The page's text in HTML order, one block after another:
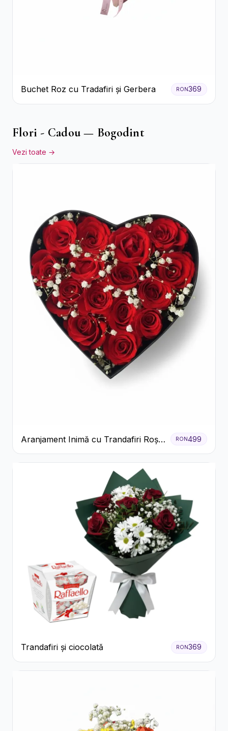
Buchet Roz cu Tradafiri și Gerbera RON369
Flori - Cadou — Bogodint
Vezi toate →
Aranjament Inimă cu Trandafiri Roșii
și Floarea Miresei
RON499
Trandafiri și ciocolată RON369